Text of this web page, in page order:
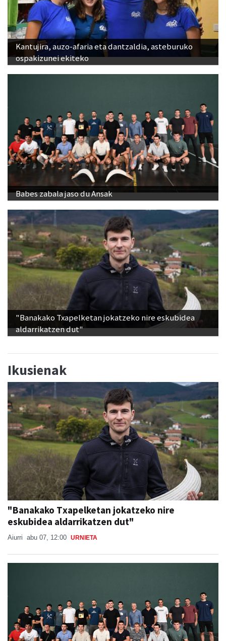
Kantujira, auzo-afaria eta dantzaldia, asteburuko
ospakizunei ekiteko
Babes zabala jaso du Ansak
"Banakako Txapelketan jokatzeko nire eskubidea
aldarrikatzen dut"
Ikusienak
"Banakako Txapelketan jokatzeko nire
eskubidea aldarrikatzen dut"
Aiurri abu 07, 12:00 URNIETA